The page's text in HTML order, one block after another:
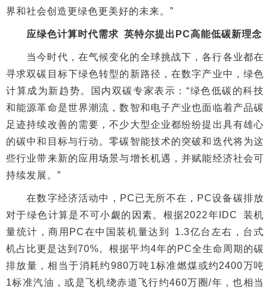
界和社会创造更绿色更美好的未来。”
应绿色计算时代需求 英特尔提出PC高能低碳新理念
当今时代，在气候变化的全球挑战下，各行各业都在
寻求双碳目标下绿色转型的新路径，在数字产业中，绿色
计算成为新趋势。国内双碳专家表示：“绿色低碳的科技
和能源革命是世界潮流，数智和电子产业也面临着产品碳
足迹持续改善的需要，不少大型企业都纷纷提出具有雄心
的碳中和目标与行动。零碳智能技术的突破和迭代将为这
些行业带来新的应用场景与增长机遇，并赋能经济社会可
持续发展。”
在数字经济活动中，PC已无所不在，PC设备碳排放
对于绿色计算是不可小觑的因素。根据2022年IDC 装机
量统计，商用PC在中国装机量达到 1.3亿台左右，台式
机占比更是达到70%。根据平均4年的PC全生命周期的碳
排放量，相当于消耗约980万吨1标准燃煤或约2400万吨
1标准汽油，或是飞机绕赤道飞行约460万圈/年，也相当